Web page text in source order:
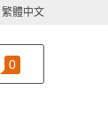
繁體中文
0